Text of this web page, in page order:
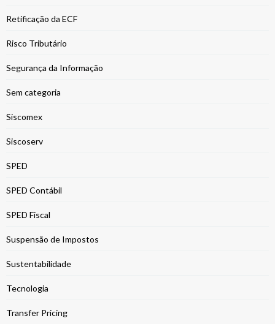
Retificação da ECF
Risco Tributário
Segurança da Informação
Sem categoria
Siscomex
Siscoserv
SPED
SPED Contábil
SPED Fiscal
Suspensão de Impostos
Sustentabilidade
Tecnologia
Transfer Pricing